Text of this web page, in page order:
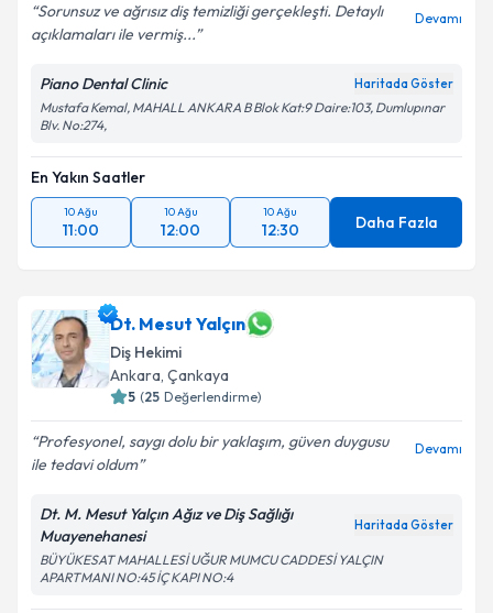
Sorunsuz ve ağrısız diş temizliği gerçekleşti. Detaylı
açıklamaları ile vermiş...
Devamı
Piano Dental Clinic Haritada Göster
Mustafa Kemal, MAHALL ANKARA B Blok Kat:9 Daire:103, Dumlupınar
Blv. No:274,
En Yakın Saatler
10 Ağu
11:00
10 Ağu
12:00
10 Ağu
12:30 Daha Fazla
Dt. Mesut Yalçın
Diş Hekimi
Ankara, Çankaya
5 (25 Değerlendirme)
Profesyonel, saygı dolu bir yaklaşım, güven duygusu
ile tedavi oldum
Devamı
Dt. M. Mesut Yalçın Ağız ve Diş Sağlığı
Muayenehanesi
Haritada Göster
BÜYÜKESAT MAHALLESİ UĞUR MUMCU CADDESİ YALÇIN
APARTMANI NO:45 İÇ KAPI NO:4